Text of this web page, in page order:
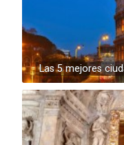
Las 5 mejores